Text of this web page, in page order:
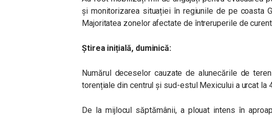
și monitorizarea situației în regiunile de pe coasta
Majoritatea zonelor afectate de întreruperile de
Știrea inițială, duminică:
Numărul deceselor cauzate de alunecările de
torențiale din centrul și sud-estul Mexicului a urcat la
De la mijlocul săptămânii, a plouat intens în